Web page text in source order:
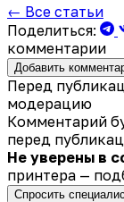
← Все статьи
Поделиться:
комментарии
Добавить
Перед
модерацию
Комментарий
перед
Не уверены в
принтера —
Спросить